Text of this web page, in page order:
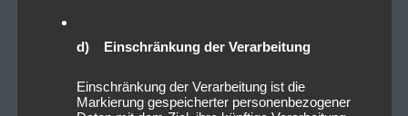
d) Einschränkung der Verarbeitung
Einschränkung der Verarbeitung ist die
Markierung gespeicherter personenbezogener